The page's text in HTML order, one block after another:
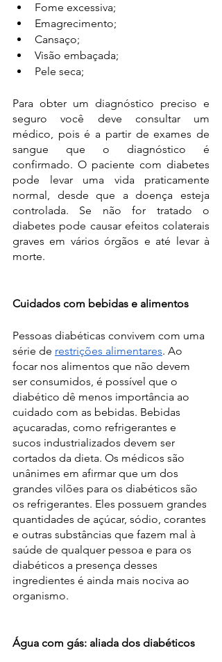
Fome excessiva;
Emagrecimento;
Cansaço;
Visão embaçada;
Pele seca;
Para obter um diagnóstico preciso e
seguro você deve consultar um
médico, pois é a partir de exames de
sangue que o diagnóstico é
confirmado. O paciente com diabetes
pode levar uma vida praticamente
normal, desde que a doença esteja
controlada. Se não for tratado o
diabetes pode causar efeitos colaterais
graves em vários órgãos e até levar à
morte.
Cuidados com bebidas e alimentos
Pessoas diabéticas convivem com uma
série de restrições alimentares. Ao
focar nos alimentos que não devem
ser consumidos, é possível que o
diabético dê menos importância ao
cuidado com as bebidas. Bebidas
açucaradas, como refrigerantes e
sucos industrializados devem ser
cortados da dieta. Os médicos são
unânimes em afirmar que um dos
grandes vilões para os diabéticos são
os refrigerantes. Eles possuem grandes
quantidades de açúcar, sódio, corantes
e outras substâncias que fazem mal à
saúde de qualquer pessoa e para os
diabéticos a presença desses
ingredientes é ainda mais nociva ao
organismo.
Água com gás: aliada dos diabéticos